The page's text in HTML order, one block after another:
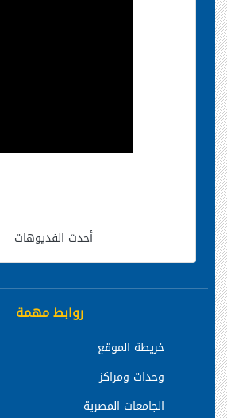
أحدث الفديوهات
روابط مهمة
خريطة الموقع
وحدات ومراكز
الجامعات المصرية